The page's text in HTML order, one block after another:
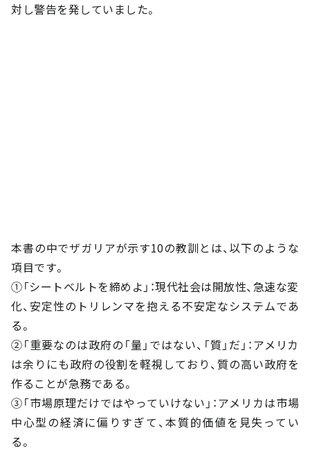
対し警告を発していました。
本書の中でザガリアが示す10の教訓とは、以下のような
項目です。
①「シートベルトを締めよ」：現代社会は開放性、急速な変
化、安定性のトリレンマを抱える不安定なシステムであ
る。
②「重要なのは政府の「量」ではない、「質」だ」：アメリカ
は余りにも政府の役割を軽視しており、質の高い政府を
作ることが急務である。
③「市場原理だけではやっていけない」：アメリカは市場
中心型の経済に偏りすぎて、本質的価値を見失ってい
る。